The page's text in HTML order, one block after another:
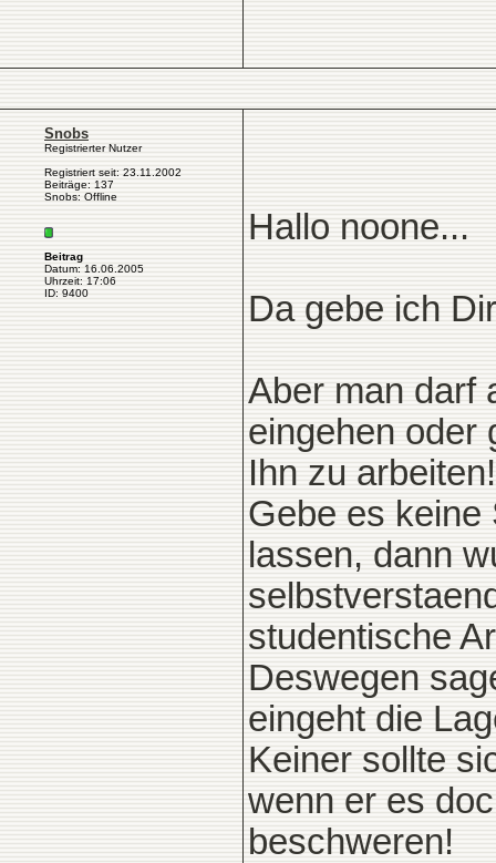
Snobs
Registrierter Nutzer
Registriert seit: 23.11.2002
Beiträge: 137
Snobs: Offline
Beitrag
Datum: 16.06.2005
Uhrzeit: 17:06
ID: 9400
Hallo noone...
Da gebe ich
Aber man darf
eingehen oder
Ihn zu arbeiten!
Gebe es keine
lassen, dann
studentische
Deswegen
eingeht die
Keiner sollte
wenn er es
beschweren!